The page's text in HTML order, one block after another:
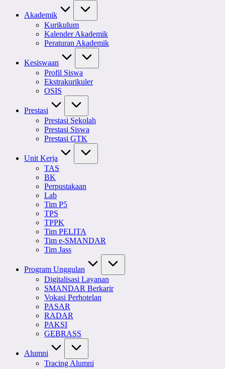
Akademik
Kurikulum
Kalender Akademik
Peraturan Akademik
Kesiswaan
Profil Siswa
Ekstrakurikuler
OSIS
Prestasi
Prestasi Sekolah
Prestasi Siswa
Prestasi GTK
Unit Kerja
TAS
BK
Perpustakaan
Lab
Tim P5
TPS
TPPK
Tim PELITA
Tim e-SMANDAR
Tim Jass
Program Unggulan
Digitalisasi Layanan
SMANDAR Berkarir
Vokasi Perhotelan
PASAR
RADAR
PAKSI
GEBRASS
Alumni
Tracing Alumni